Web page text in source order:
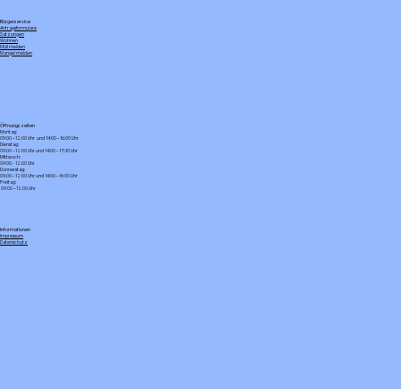
Bürgerservice
Antragsformulare
Satzungen
Wohnen
Müll melden
Mangel melden
Öffnungszeiten
Montag:
09:00 – 12:00 Uhr und 14:00 – 16:00 Uhr
Dienstag:
09:00 – 12:00 Uhr und 14:00 – 17:30 Uhr
Mittwoch:
09:00 - 12:00 Uhr
Donnerstag:
09:00 – 12:00 Uhr und 14:00 – 16:00 Uhr
Freitag:
09:00 – 12:00 Uhr
Informationen
Impressum
Datenschutz